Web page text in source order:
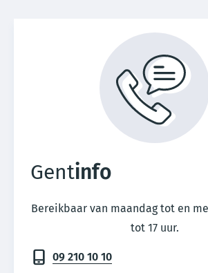
Gentinfo
Bereikbaar van maandag tot en
tot 17 uur.
09 210 10 10